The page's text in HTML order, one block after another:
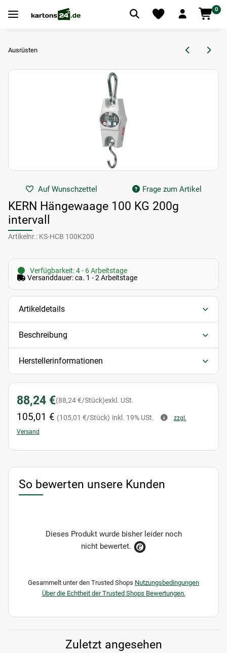
0
Ausrüsten
Auf Wunschzettel Frage zum Artikel
KERN Hängewaage 100 KG 200g
intervall
Artikelnr.: KS-HCB 100K200
Verfügbarkeit: 4 - 6 Arbeitstage
Versanddauer: ca. 1 - 2 Arbeitstage
Artikeldetails
Beschreibung
Herstellerinformationen
88,24 €(88,24 €/Stück)exkl. USt.
105,01 € (105,01 €/Stück) inkl. 19% USt.
zzgl.
Versand
So bewerten unsere Kunden
Dieses Produkt wurde bisher leider noch
nicht bewertet.
Gesammelt unter den Trusted Shops Nutzungsbedingungen
Über die Echtheit der Trusted Shops Bewertungen.
Zuletzt angesehen